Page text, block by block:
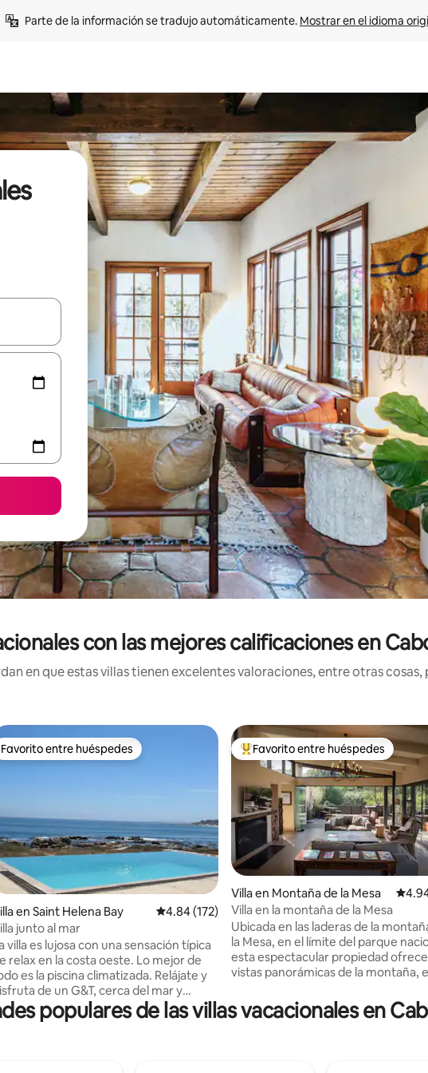
Parte de la información se tradujo automáticamente. Mostrar en el idioma
con las teclas de flecha hacia arriba y hacia abajo o explora con el tacto o
con las mejores calificaciones en
en que estas villas tienen excelentes valoraciones, entre otras
4.95 de 5, 101 reseñas
Favorito entre huéspedes
Favorito entre huéspedes
en Saint Helena Bay Calificación promedio: 4.84 de 5, 172 reseñas
4.84 (172)
junto al mar
villa es lujosa con una sensación típica
relax en la costa oeste. Lo mejor de
es la piscina climatizada. Relájate y
de un G&T, cerca del mar y
vistas. La mejor ubicación, a
m de la playa. A las parejas y familias
Favorito entre huéspedes preferido
Favorito entre huéspedes
Villa en Montaña de la Mesa
Villa en la montaña de la Mesa
Ubicada en las laderas de la
la Mesa, en el límite del parque
esta espectacular propiedad ofrece
vistas panorámicas de la montaña,
tienen una entrada privada a los
senderos de montaña. A pocos
populares de las villas vacacionales en